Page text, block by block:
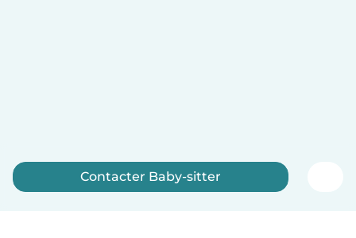
Contacter Baby-sitter